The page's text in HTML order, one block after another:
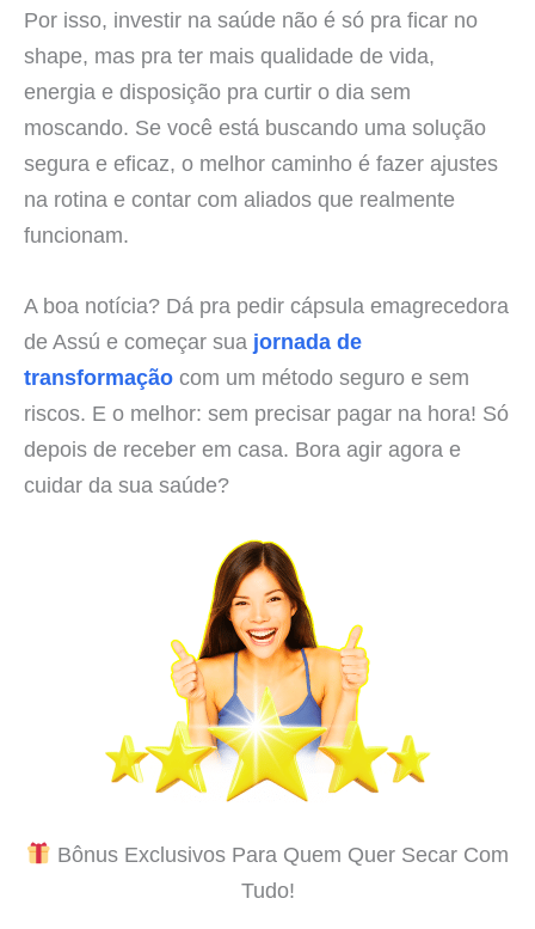
Por isso, investir na saúde não é só pra ficar no
shape, mas pra ter mais qualidade de vida,
energia e disposição pra curtir o dia sem
moscando. Se você está buscando uma solução
segura e eficaz, o melhor caminho é fazer ajustes
na rotina e contar com aliados que realmente
funcionam.
A boa notícia? Dá pra pedir cápsula emagrecedora
de Assú e começar sua jornada de
transformação com um método seguro e sem
riscos. E o melhor: sem precisar pagar na hora! Só
depois de receber em casa. Bora agir agora e
cuidar da sua saúde?
Bônus Exclusivos Para Quem Quer Secar Com
Tudo!